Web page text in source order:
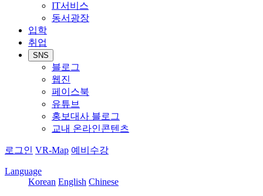
IT서비스
동서광장
입학
취업
SNS
블로그
웹진
페이스북
유튜브
홍보대사 블로그
교내 온라인콘텐츠
로그인 VR-Map 예비수강
Language
Korean English Chinese